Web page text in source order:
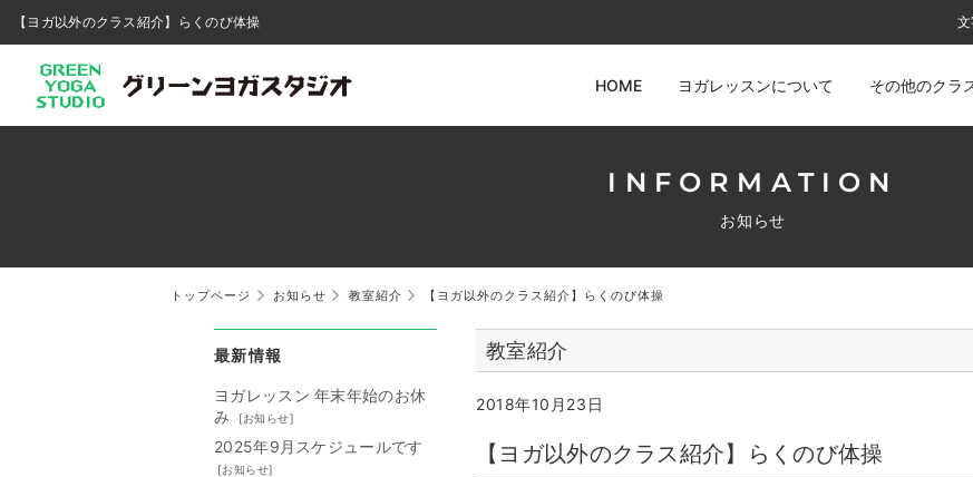
【ヨガ以外のクラス紹介】らくのび体操
HOME ヨガレッスンについて その他のクラ
INFORMATION
お知らせ
トップページ お知らせ 教室紹介 【ヨガ以外のクラス紹介】らくのび体操
教室紹介
2018年10月23日
【ヨガ以外のクラス紹介】らくのび体操
最新情報
ヨガレッスン 年末年始のお休
み
[お知らせ]
2025年9月スケジュールです
[お知らせ]